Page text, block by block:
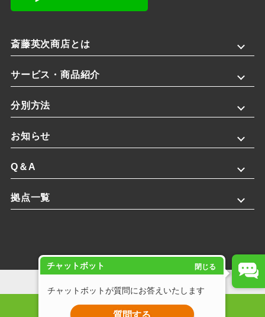
斎藤英次商店とは
サービス・商品紹介
分別方法
お知らせ
Q＆A
拠点一覧
Copyright © 2025 株式会社斎藤英次商店. All rights reserved.
チャットボット 閉じる
チャットボットが質問にお答えいたします
質問する